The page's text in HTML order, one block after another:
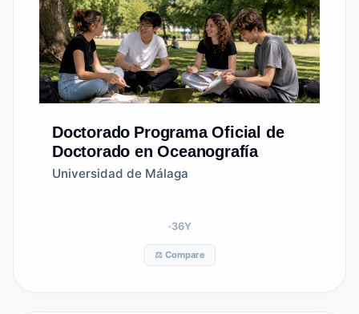
Doctorado Programa Oficial de
Doctorado en Oceanografía
Universidad de Málaga
36Y
⚖️ Compare